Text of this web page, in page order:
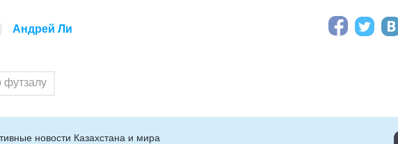
Андрей Ли
футзалу
новости Казахстана и мира